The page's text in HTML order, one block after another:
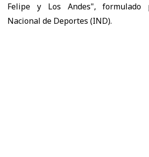
Felipe y Los Andes",
Nacional de Deportes (IND).